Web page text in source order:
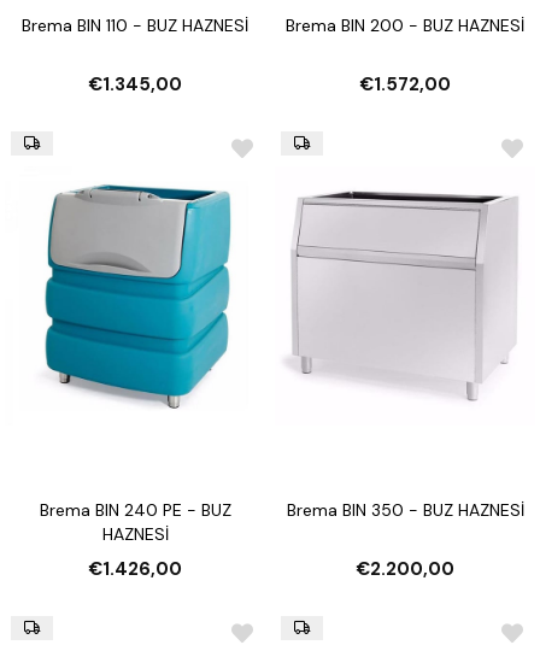
Brema BIN 110 - BUZ HAZNESİ
€1.345,00
Brema BIN 200 - BUZ HAZNESİ
€1.572,00
Brema BIN 240 PE - BUZ
HAZNESİ
€1.426,00
Brema BIN 350 - BUZ HAZNESİ
€2.200,00